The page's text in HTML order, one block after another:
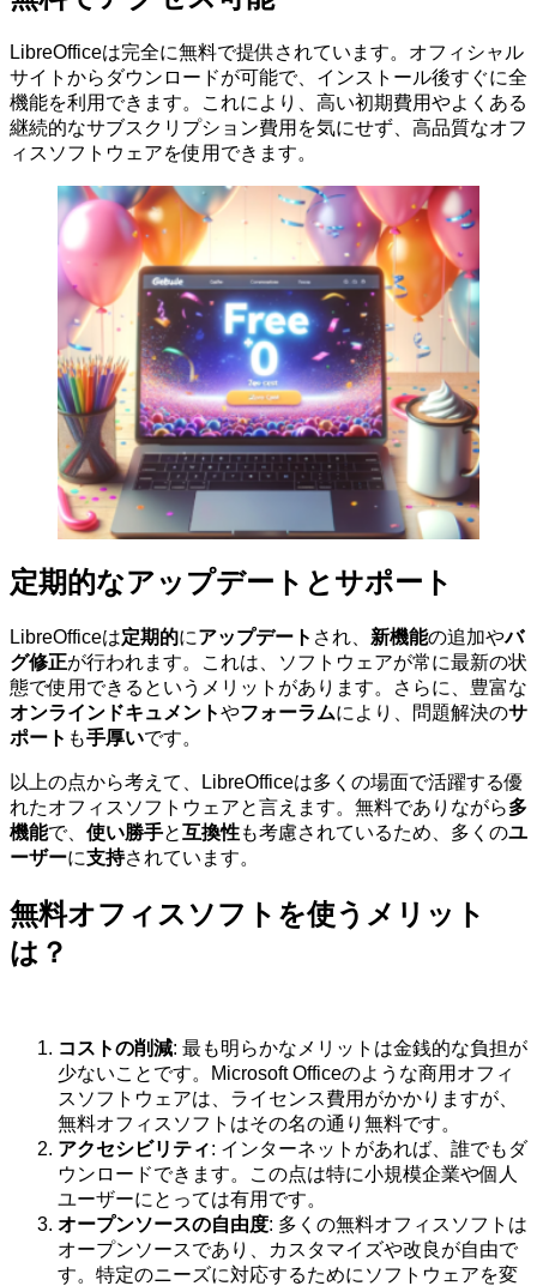
LibreOfficeは完全に無料で提供されています。オフィシャル
サイトからダウンロードが可能で、インストール後すぐに全
機能を利用できます。これにより、高い初期費用やよくある
継続的なサブスクリプション費用を気にせず、高品質なオフ
ィスソフトウェアを使用できます。
定期的なアップデートとサポート
LibreOfficeは定期的にアップデート され、 新機能の追加やバ
グ修正が行われます。これは、ソフトウェアが常に最新の状
態で使用できるというメリットがあります。さらに、豊富な
オンラインドキュメントやフォーラムにより、問題解決のサ
ポート も手厚いです。
以上の点から考えて、LibreOfficeは多くの場面で活躍する優
れたオフィスソフトウェアと言えます。無料でありながら多
機能で、 使い勝手と互換性も考慮されているため、多くのユ
ーザーに支持されています。
無料オフィスソフトを使うメリット
は？
コストの削減: 最も明らかなメリットは金銭的な負担が
少ないことです。Microsoft Officeのような商用オフィ
スソフトウェアは、ライセンス費用がかかりますが、
無料オフィスソフトはその名の通り無料です。
アクセシビリティ: インターネットがあれば、誰でもダ
ウンロードできます。この点は特に小規模企業や個人
ユーザーにとっては有用です。
オープンソースの自由度: 多くの無料オフィスソフトは
オープンソースであり、カスタマイズや改良が自由で
す。特定のニーズに対応するためにソフトウェアを変